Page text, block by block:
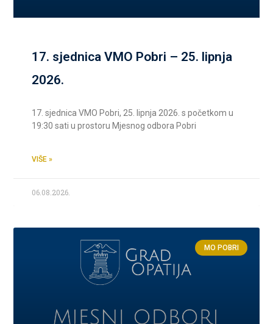
17. sjednica VMO Pobri – 25. lipnja
2026.
17. sjednica VMO Pobri, 25. lipnja 2026. s početkom u
19:30 sati u prostoru Mjesnog odbora Pobri
VIŠE »
06.08.2026.
MO POBRI